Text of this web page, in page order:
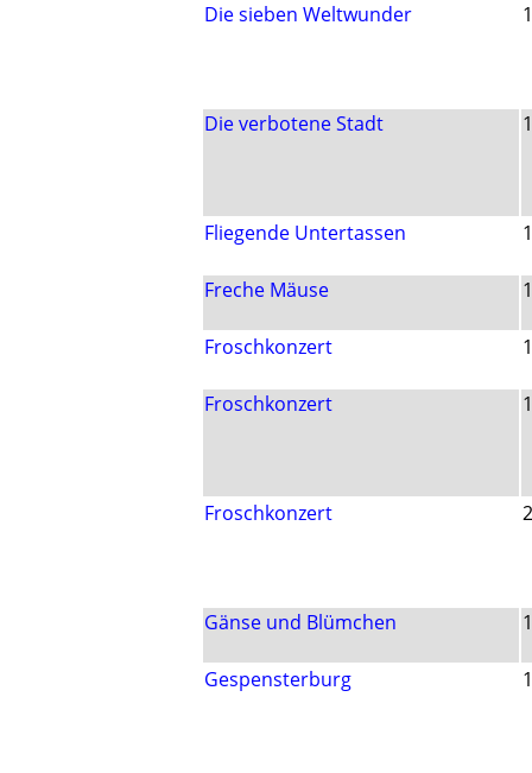
Die sieben Weltwunder
Die verbotene Stadt
Fliegende Untertassen
Freche Mäuse
Froschkonzert
Froschkonzert
Froschkonzert
Gänse und Blümchen
Gespensterburg